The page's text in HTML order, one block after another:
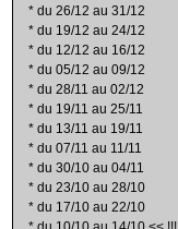
* du 26/12 au 31/12
* du 19/12 au 24/12
* du 12/12 au 16/12
* du 05/12 au 09/12
* du 28/11 au 02/12
* du 19/11 au 25/11
* du 13/11 au 19/11
* du 07/11 au 11/11
* du 30/10 au 04/11
* du 23/10 au 28/10
* du 17/10 au 22/10